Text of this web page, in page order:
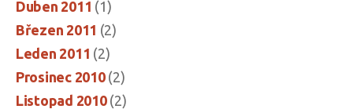
Duben 2011 (1)
Březen 2011 (2)
Leden 2011 (2)
Prosinec 2010(2)
Listopad 2010(2)